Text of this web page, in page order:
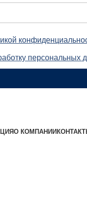
персональных
О КОМПАНИИ